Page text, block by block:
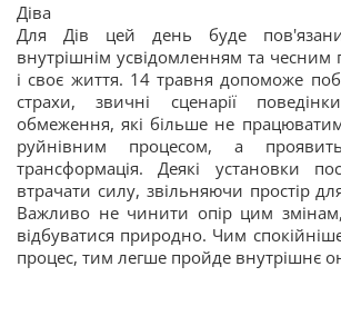
Діва
Для Дів цей день буде
внутрішнім усвідомленням та чесним
і своє життя. 14 травня допоможе
страхи, звичні сценарії
обмеження, які більше не
руйнівним процесом, а
трансформація. Деякі установки
втрачати силу, звільняючи простір
Важливо не чинити опір цим
відбуватися природно. Чим
процес, тим легше пройде внутрішнє